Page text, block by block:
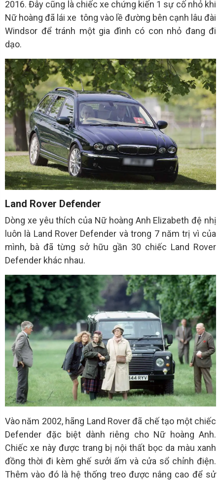
2016. Đây cũng là chiếc xe chứng kiến 1 sự cố nhỏ khi
Nữ hoàng đã lái xe tông vào lề đường bên cạnh lâu đài
Windsor để tránh một gia đình có con nhỏ đang đi
dạo.
Land Rover Defender
Dòng xe yêu thích của Nữ hoàng Anh Elizabeth đệ nhị
luôn là Land Rover Defender và trong 7 năm trị vì của
mình, bà đã từng sở hữu gần 30 chiếc Land Rover
Defender khác nhau.
Vào năm 2002, hãng Land Rover đã chế tạo một chiếc
Defender đặc biệt dành riêng cho Nữ hoàng Anh.
Chiếc xe này được trang bị nội thất bọc da màu xanh
đồng thời đi kèm ghế sưởi ấm và cửa sổ chỉnh điện.
Thêm vào đó là hệ thống treo được nâng cao để sử